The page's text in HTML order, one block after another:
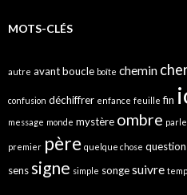
MOTS-CLÉS
autre avantboucle boîte chemin
confusion déchiffrer enfance feuille fin
message monde mystère ombre
premier père quelque chose question
senssigne simple songesuivre